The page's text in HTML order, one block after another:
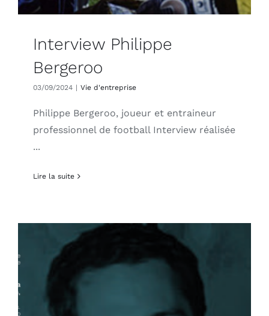
Interview Philippe
Bergeroo
03/09/2024 | Vie d'entreprise
Philippe Bergeroo, joueur et entraineur
professionnel de football Interview réalisée
...
Lire la suite